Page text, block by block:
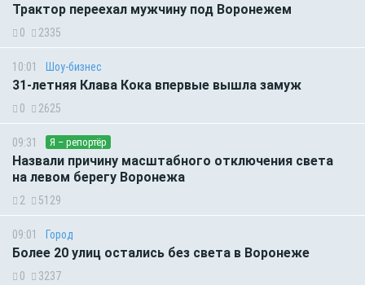
Трактор переехал мужчину под Воронежем
0 2335
10:01 Шоу-бизнес
31-летняя Клава Кока впервые вышла замуж
0 2625
09:31 Я – репортёр
Назвали причину масштабного отключения света
на левом берегу Воронежа
2 5129
09:01 Город
Более 20 улиц остались без света в Воронеже
0 3237